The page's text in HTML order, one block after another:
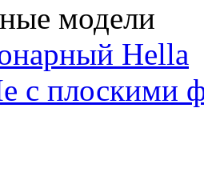
модели
Hella
с плоскими